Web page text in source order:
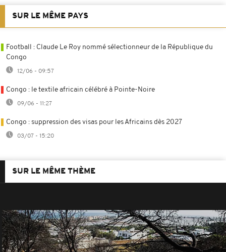
SUR LE MÊME PAYS
Football : Claude Le Roy nommé sélectionneur de la République du
Congo
12/06 - 09:57
Congo : le textile africain célébré à Pointe-Noire
09/06 - 11:27
Congo : suppression des visas pour les Africains dès 2027
03/07 - 15:20
SUR LE MÊME THÈME